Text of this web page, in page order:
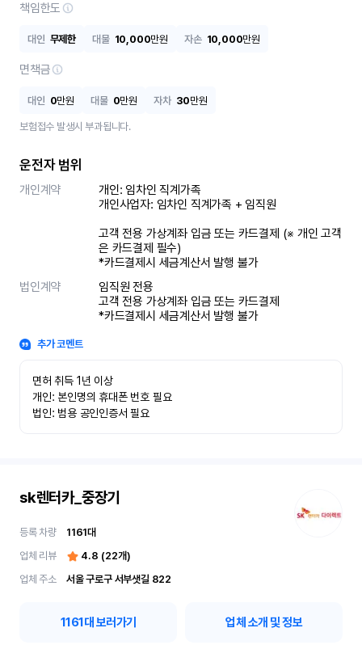
책임한도
대인 무제한 대물 10,000만원 자손 10,000만원
면책금
대인 0만원 대물 0만원 자차 30만원
보험접수 발생시 부과됩니다.
운전자 범위
개인계약
개인: 임차인 직계가족
개인사업자: 임차인 직계가족 + 임직원
고객 전용 가상계좌 입금 또는 카드결제 (※ 개인 고객
은 카드결제 필수)
*카드결제시 세금계산서 발행 불가
법인계약
임직원 전용
고객 전용 가상계좌 입금 또는 카드결제
*카드결제시 세금계산서 발행 불가
추가 코멘트
면허 취득 1년 이상
개인: 본인명의 휴대폰 번호 필요
법인: 범용 공인인증서 필요
sk렌터카_중장기
등록 차량 1161대
업체 리뷰
4.8 (22개)
업체 주소
서울 구로구 서부샛길 822
1161대 보러가기 업체 소개 및 정보